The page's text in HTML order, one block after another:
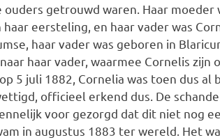
getrouwd waren. Haar moeder
eersteling, en haar vader was
haar vader was geboren in
haar vader, waarmee Cornelis zijn
5 juli 1882, Cornelia was toen dus al
officieel erkend dus. De schande
voor gezorgd dat dit niet nog
in augustus 1883 ter wereld. Het